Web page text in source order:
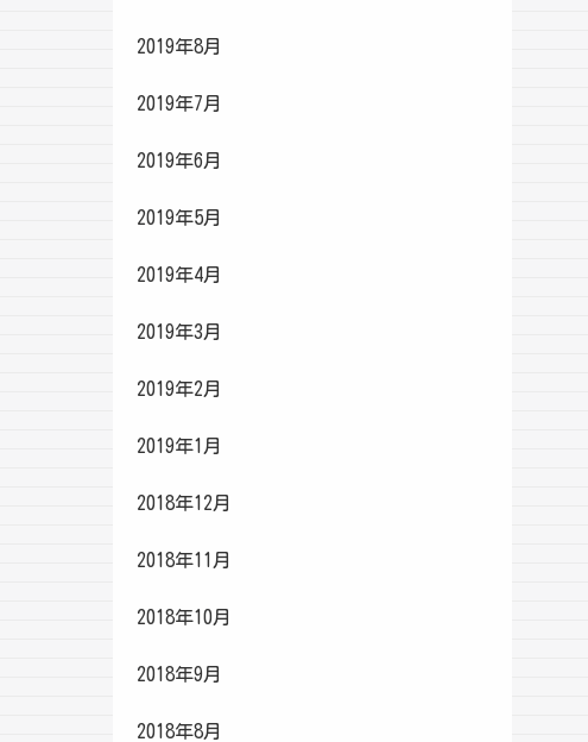
2019年8月
2019年7月
2019年6月
2019年5月
2019年4月
2019年3月
2019年2月
2019年1月
2018年12月
2018年11月
2018年10月
2018年9月
2018年8月